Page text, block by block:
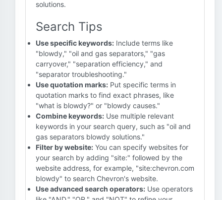
solutions.
Search Tips
Use specific keywords: Include terms like
"blowdy," "oil and gas separators," "gas
carryover," "separation efficiency," and
"separator troubleshooting."
Use quotation marks: Put specific terms in
quotation marks to find exact phrases, like
"what is blowdy?" or "blowdy causes."
Combine keywords: Use multiple relevant
keywords in your search query, such as "oil and
gas separators blowdy solutions."
Filter by website: You can specify websites for
your search by adding "site:" followed by the
website address, for example, "site:chevron.com
blowdy" to search Chevron's website.
Use advanced search operators: Use operators